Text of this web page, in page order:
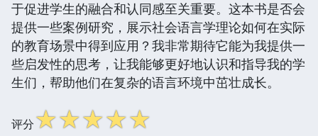
于促进学生的融合和认同感至关重要。这本书是否会
提供一些案例研究，展示社会语言学理论如何在实际
的教育场景中得到应用？我非常期待它能为我提供一
些启发性的思考，让我能够更好地认识和指导我的学
生们，帮助他们在复杂的语言环境中茁壮成长。
评分☆☆☆☆☆